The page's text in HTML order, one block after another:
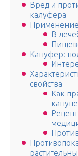
Вред и
калуфера
Применение
В
Кануфер:
свойства
Как